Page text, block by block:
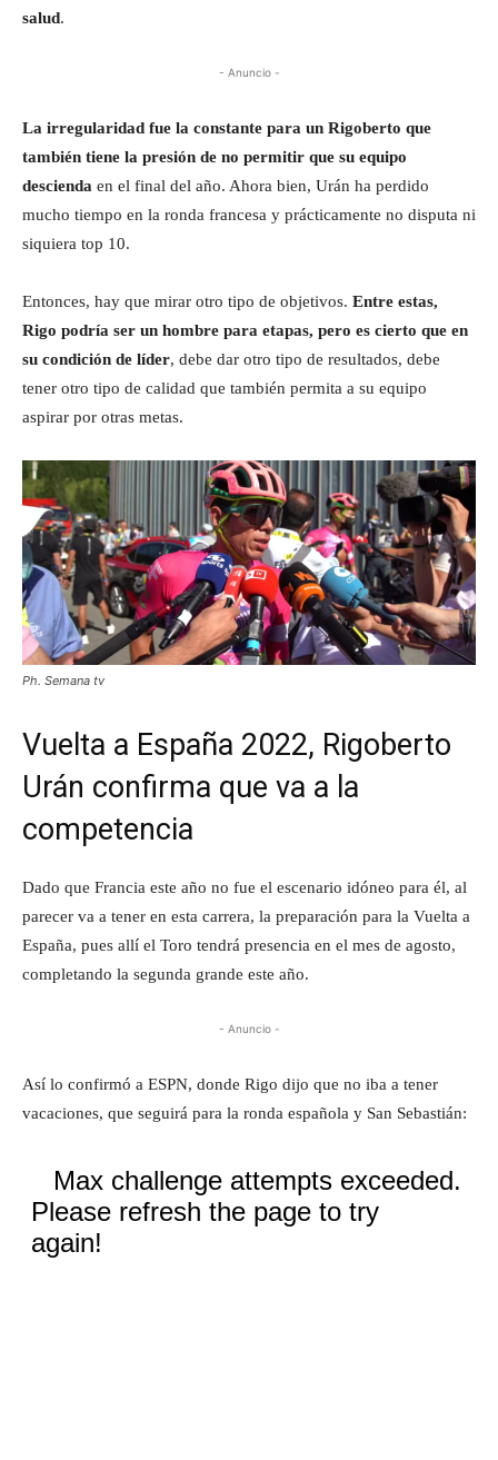
salud.
- Anuncio -
La irregularidad fue la constante para un Rigoberto que
también tiene la presión de no permitir que su equipo
descienda en el final del año. Ahora bien, Urán ha perdido
mucho tiempo en la ronda francesa y prácticamente no disputa ni
siquiera top 10.
Entonces, hay que mirar otro tipo de objetivos. Entre estas,
Rigo podría ser un hombre para etapas, pero es cierto que en
su condición de líder, debe dar otro tipo de resultados, debe
tener otro tipo de calidad que también permita a su equipo
aspirar por otras metas.
Ph. Semana tv
Vuelta a España 2022, Rigoberto
Urán confirma que va a la
competencia
Dado que Francia este año no fue el escenario idóneo para él, al
parecer va a tener en esta carrera, la preparación para la Vuelta a
España, pues allí el Toro tendrá presencia en el mes de agosto,
completando la segunda grande este año.
- Anuncio -
Así lo confirmó a ESPN, donde Rigo dijo que no iba a tener
vacaciones, que seguirá para la ronda española y San Sebastián: